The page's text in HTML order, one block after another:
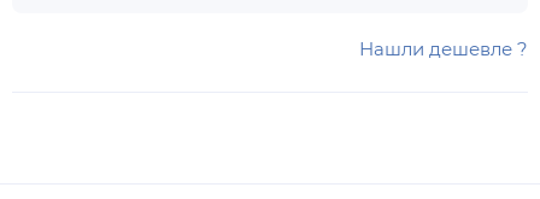
Нашли дешевле ?